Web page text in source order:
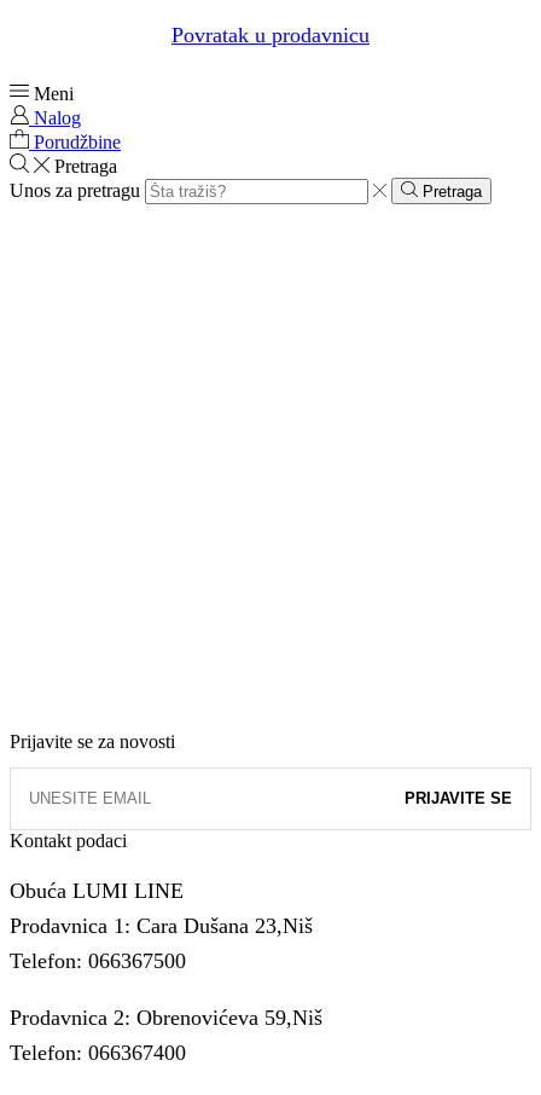
Povratak u prodavnicu
Meni
Nalog
Porudžbine
Pretraga
Unos za pretragu
Pretraga
Prijavite se za novosti
Kontakt podaci
Obuća LUMI LINE
Prodavnica 1: Cara Dušana 23,Niš
Telefon: 066367500
Prodavnica 2: Obrenovićeva 59,Niš
Telefon: 066367400